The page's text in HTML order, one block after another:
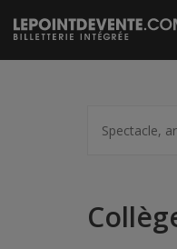
Passer
au
contenu
artiste,
lieu...